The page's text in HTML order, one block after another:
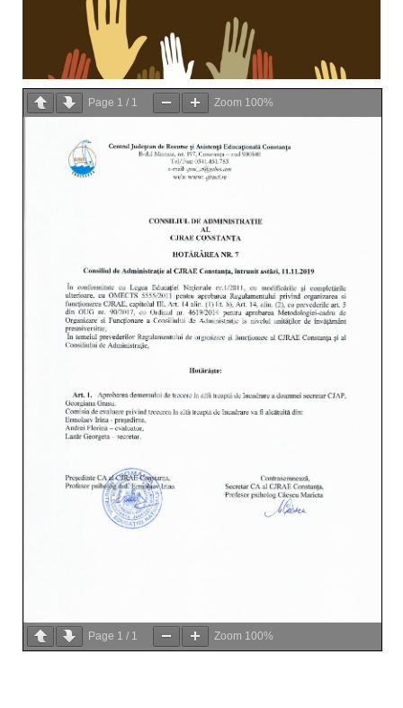
Page 1 / 1 Zoom 100%
Page 1 / 1 Zoom 100%